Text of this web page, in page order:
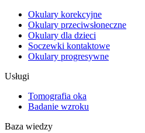
Okulary korekcyjne
Okulary przeciwsłoneczne
Okulary dla dzieci
Soczewki kontaktowe
Okulary progresywne
Usługi
Tomografia oka
Badanie wzroku
Baza wiedzy